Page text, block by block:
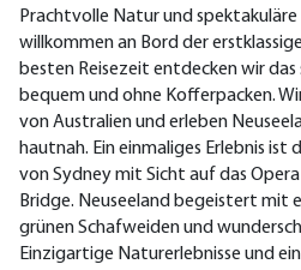
Prachtvolle Natur und
willkommen an Bord der
besten Reisezeit entdecken wir das
bequem und ohne Kofferpacken.
von Australien und erleben
hautnah. Ein einmaliges Erlebnis
von Sydney mit Sicht auf das
Bridge. Neuseeland begeistert mit
grünen Schafweiden und
Einzigartige Naturerlebnisse und